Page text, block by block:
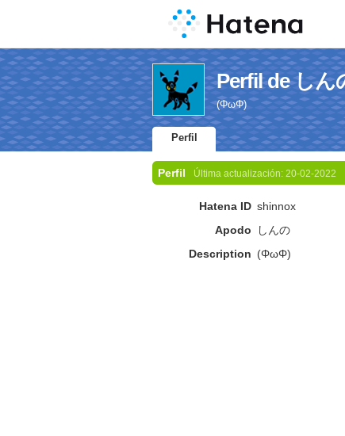
Perfil de しん
(ΦωΦ)
Perfil
Perfil Última actualización: 20-02-2022
Hatena ID shinnox
Apodo
しんの
Description (ΦωΦ)